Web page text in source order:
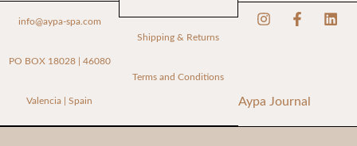
info@aypa-spa.com
PO BOX 18028 | 46080
Valencia | Spain
Shipping & Returns
Terms and Conditions
Aypa Journal